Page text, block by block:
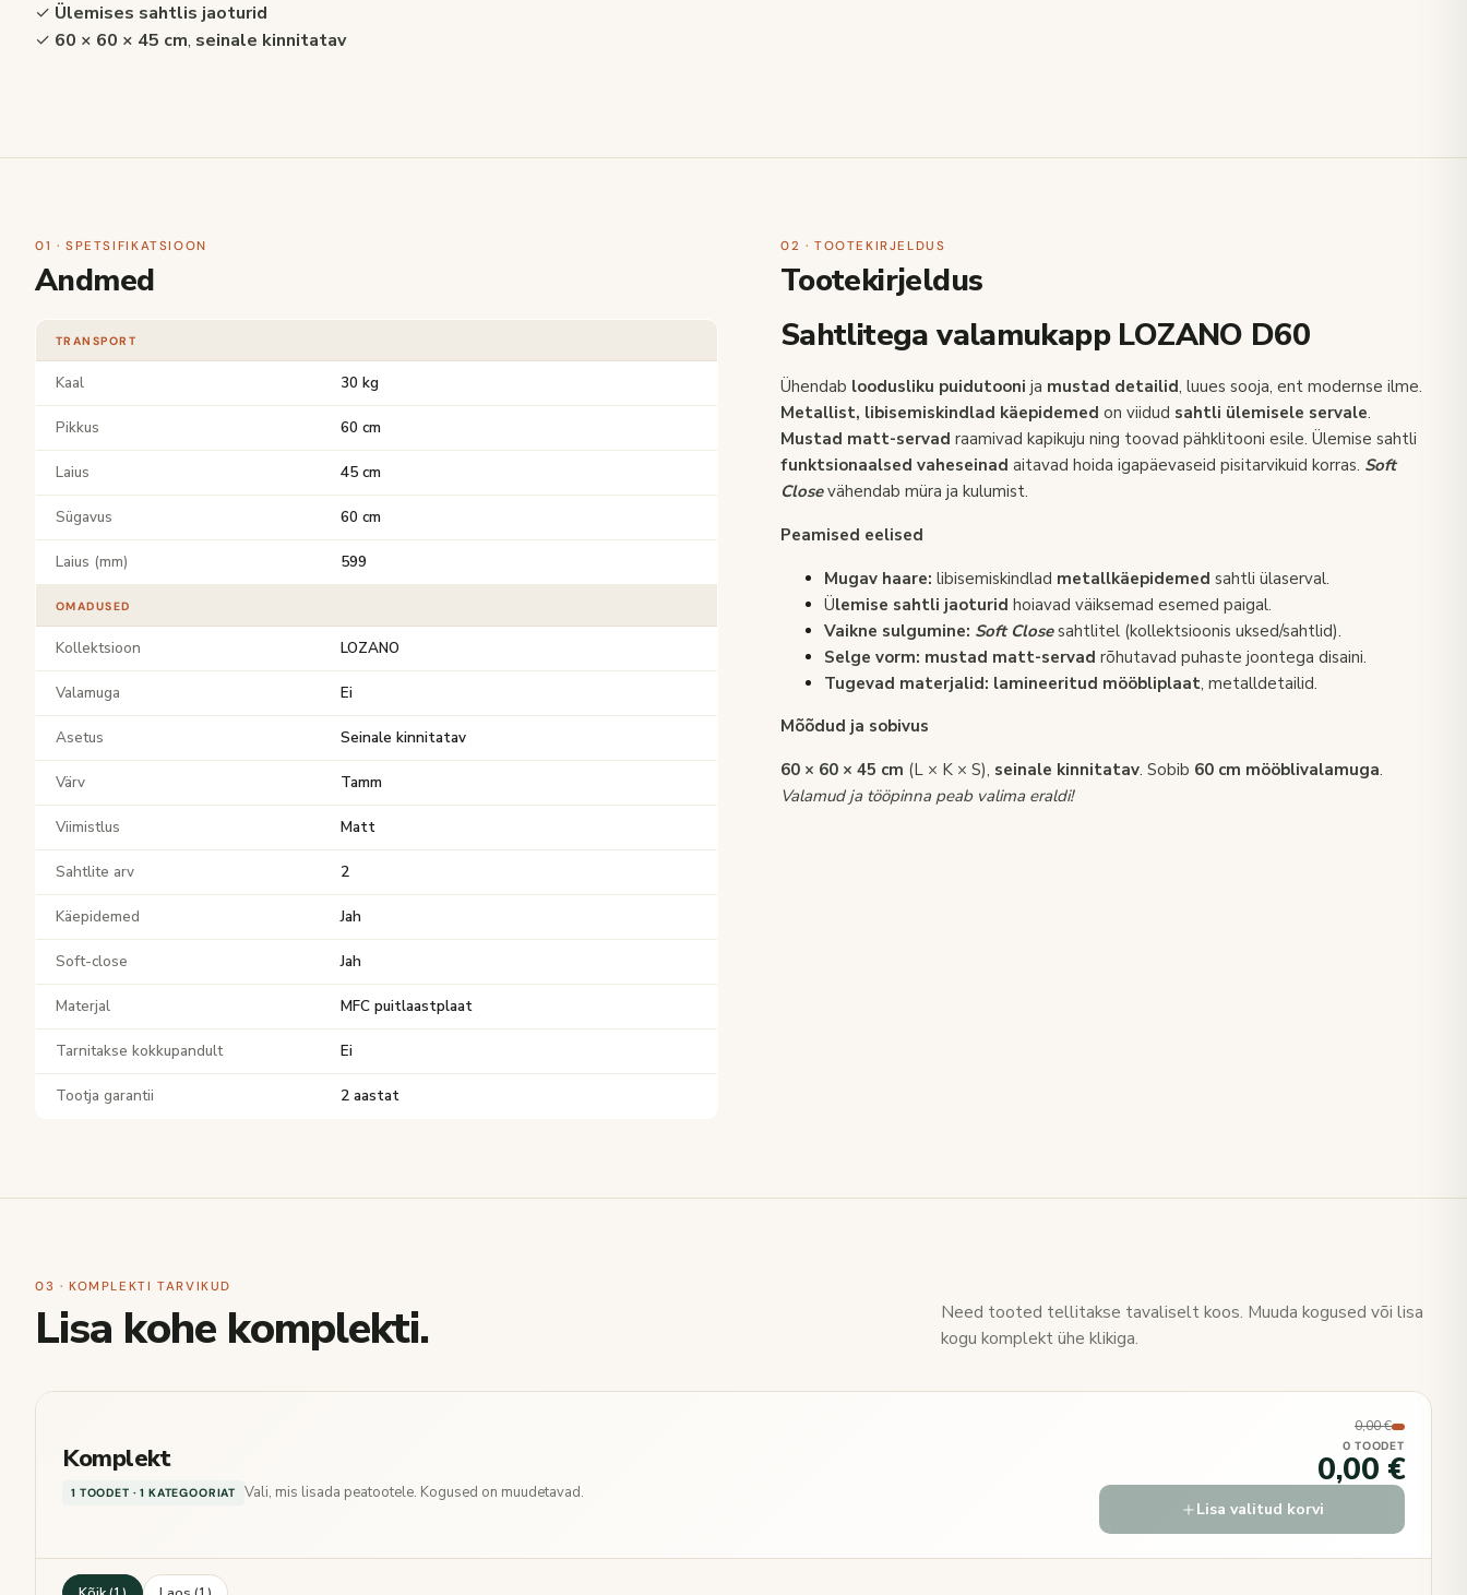
✓ Ülemises sahtlis jaoturid
✓ 60 × 60 × 45 cm, seinale kinnitatav
01 · SPETSIFIKATSIOON
Andmed
TRANSPORT
Kaal 30 kg
Pikkus 60 cm
Laius 45 cm
Sügavus 60 cm
Laius (mm) 599
OMADUSED
Kollektsioon LOZANO
Valamuga Ei
Asetus Seinale kinnitatav
Värv Tamm
Viimistlus Matt
Sahtlite arv 2
Käepidemed Jah
Soft-close Jah
Materjal MFC puitlaastplaat
Tarnitakse kokkupandult Ei
Tootja garantii 2 aastat
02 · TOOTEKIRJELDUS
Tootekirjeldus
Sahtlitega valamukapp LOZANO D60
Ühendab loodusliku puidutooni ja mustad detailid, luues sooja, ent modernse ilme.
Metallist, libisemiskindlad käepidemed on viidud sahtli ülemisele servale.
Mustad matt-servad raamivad kapikuju ning toovad pähklitooni esile. Ülemise sahtli
funktsionaalsed vaheseinad aitavad hoida igapäevaseid pisitarvikuid korras. Soft
Closevähendab müra ja kulumist.
Peamised eelised
Mugav haare: libisemiskindlad metallkäepidemed sahtli ülaserval.
Ülemise sahtli jaoturid hoiavad väiksemad esemed paigal.
Vaikne sulgumine: Soft Closesahtlitel (kollektsioonis uksed/sahtlid).
Selge vorm: mustad matt-servad rõhutavad puhaste joontega disaini.
Tugevad materjalid: lamineeritud mööbliplaat, metalldetailid.
Mõõdud ja sobivus
60 × 60 × 45 cm (L × K × S), seinale kinnitatav. Sobib 60 cm mööblivalamuga.
Valamud ja tööpinna peab valima eraldi!
03 · KOMPLEKTI TARVIKUD
Lisa kohe komplekti.
Need tooted tellitakse tavaliselt koos. Muuda kogused või lisa
kogu komplekt ühe klikiga.
Komplekt
1 TOODET · 1 KATEGOORIAT Vali, mis lisada peatootele. Kogused on muudetavad.
0,00 €
0 TOODET
0,00 €
Lisa valitud korvi